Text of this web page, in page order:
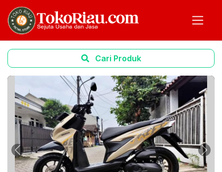
Cari Produk
Previous Next